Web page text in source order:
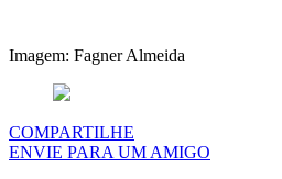
Imagem: Fagner Almeida
COMPARTILHE
ENVIE PARA UM AMIGO